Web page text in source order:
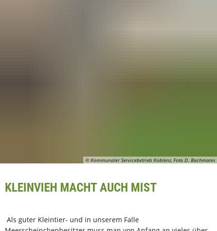
© Kommunaler Servicebetrieb Koblenz, Foto D. Bachmann
KLEINVIEH MACHT AUCH MIST
Als guter Kleintier- und in unserem Falle